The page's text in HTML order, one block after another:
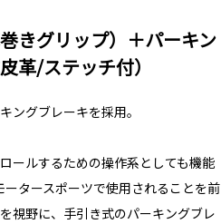
きグリップ）＋パーキン
革/ステッチ付）
ングブレーキを採用。
ールするための操作系としても機能
タースポーツで使用されることを前
視野に、手引き式のパーキングブレ